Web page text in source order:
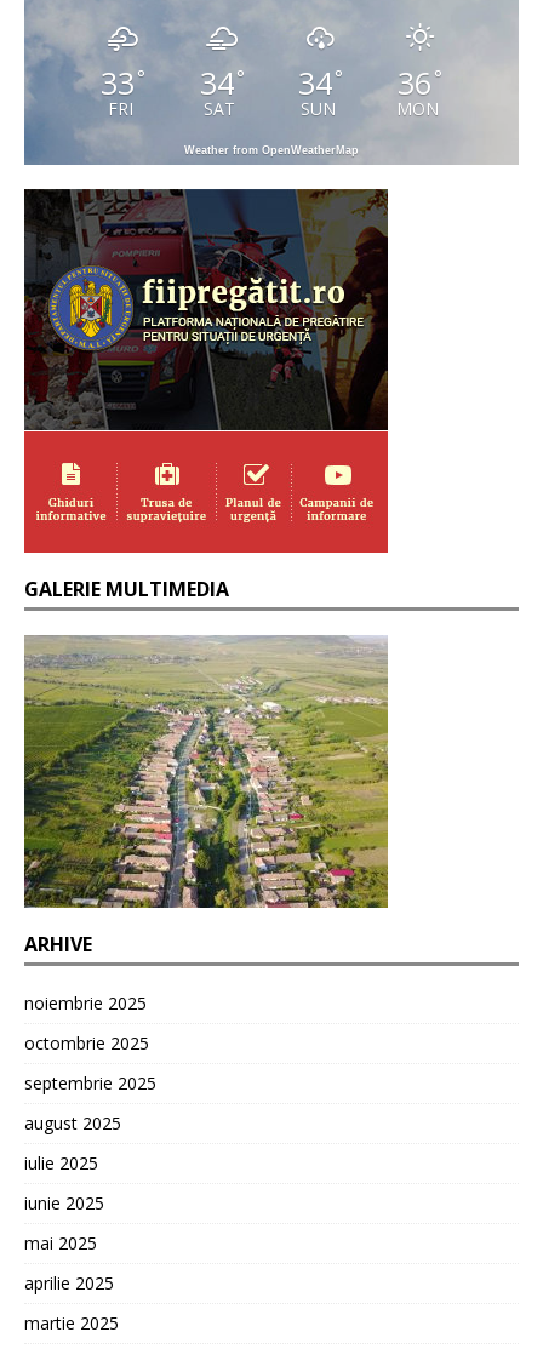
33°
FRI
34°
SAT
34°
SUN
36 °
MON
Weather from OpenWeatherMap
GALERIE MULTIMEDIA
ARHIVE
noiembrie 2025
octombrie 2025
septembrie 2025
august 2025
iulie 2025
iunie 2025
mai 2025
aprilie 2025
martie 2025